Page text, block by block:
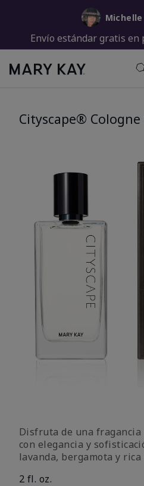
Envío estándar gratis en
Cityscape® Cologne
Disfruta de una
con elegancia y
lavanda, bergamota y rica
2 fl. oz.